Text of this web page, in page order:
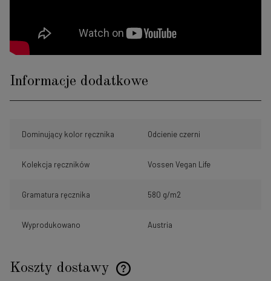
Informacje dodatkowe
Dominujący kolor ręcznika Odcienie czerni
Kolekcja ręczników Vossen Vegan Life
Gramatura ręcznika 580 g/m2
Wyprodukowano Austria
Koszty dostawy
Cena nie zawiera ewentualnych kosztów płatności